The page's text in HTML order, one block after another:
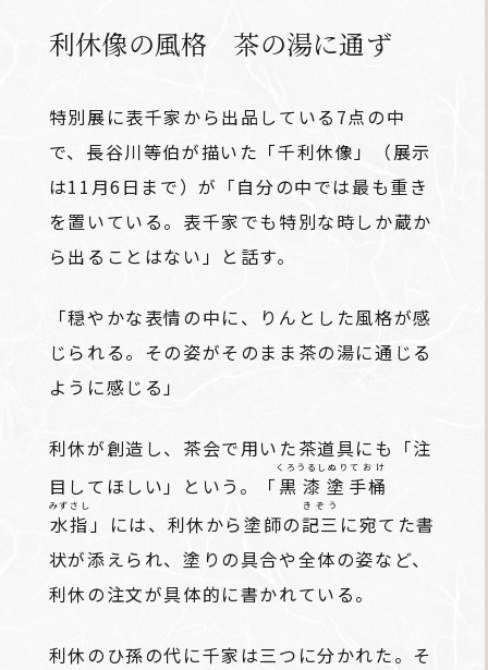
利休像の風格 茶の湯に通ず
特別展に表千家から出品している7点の中
で、長谷川等伯が描いた「千利休像」（展示
は11月6日まで）が「自分の中では最も重き
を置いている。表千家でも特別な時しか蔵か
ら出ることはない」と話す。
「穏やかな表情の中に、りんとした風格が感
じられる。その姿がそのまま茶の湯に通じる
ように感じる」
利休が創造し、茶会で用いた茶道具にも「注
目してほしい」という。「 黒漆塗
くろうるしぬり
手桶
ておけ
水指
みずさし
」には、利休から塗師の記三
きぞう
に宛てた書
状が添えられ、塗りの具合や全体の姿など、
利休の注文が具体的に書かれている。
利休のひ孫の代に千家は三つに分かれた。そ